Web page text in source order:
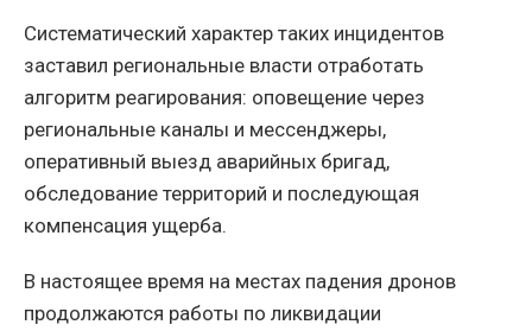
Систематический характер таких инцидентов
заставил региональные власти отработать
алгоритм реагирования: оповещение через
региональные каналы и мессенджеры,
оперативный выезд аварийных бригад,
обследование территорий и последующая
компенсация ущерба.
В настоящее время на местах падения дронов
продолжаются работы по ликвидации